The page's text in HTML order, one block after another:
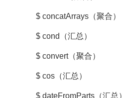
$ concatArrays（聚合）
$ cond（汇总）
$ convert（聚合）
$ cos（汇总）
$ dateFromParts（汇总）